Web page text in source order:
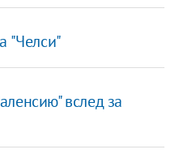
"Челси"
вслед за